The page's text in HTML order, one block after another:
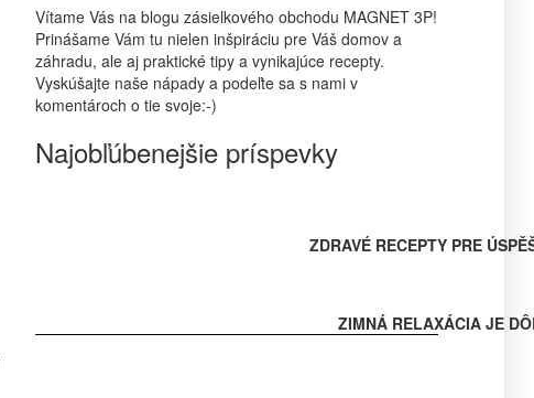
Vítame Vás na blogu zásielkového obchodu MAGNET 3P!
Prinášame Vám tu nielen inšpiráciu pre Váš domov a
záhradu, ale aj praktické tipy a vynikajúce recepty.
Vyskúšajte naše nápady a podeľte sa s nami v
komentároch o tie svoje:-)
Najobľúbenejšie príspevky
ZDRAVÉ RECEPTY PRE
ZIMNÁ RELAXÁCIA JE